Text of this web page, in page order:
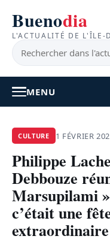
Buenodia
L'ACTUALITÉ DE L'ÎLE-
MENU
ACTUALITÉ
BONS PLANS
FEEL GOOD
CULTURE 1 FÉVRIER
Philippe
Debbouze
Marsupilami
c’était une